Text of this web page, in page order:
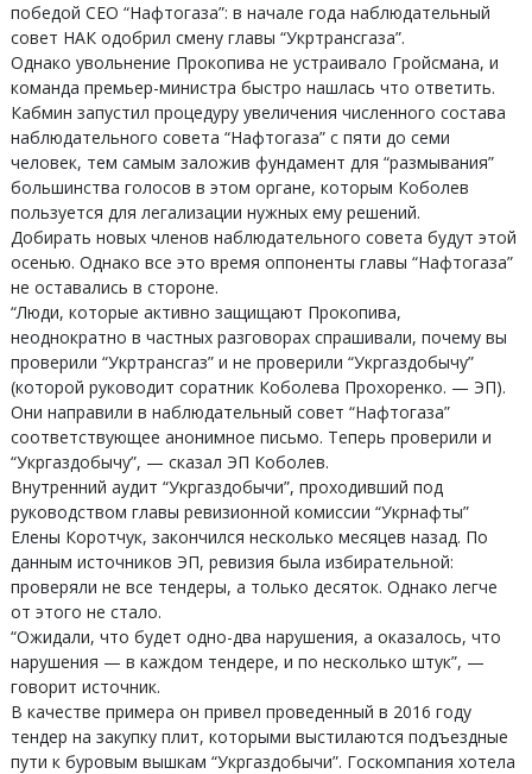
победой СЕО “Нафтогаза”: в начале года наблюдательный
совет НАК одобрил смену главы “Укртрансгаза”.
Однако увольнение Прокопива не устраивало Гройсмана, и
команда премьер-министра быстро нашлась что ответить.
Кабмин запустил процедуру увеличения численного состава
наблюдательного совета “Нафтогаза” с пяти до семи
человек, тем самым заложив фундамент для “размывания”
большинства голосов в этом органе, которым Коболев
пользуется для легализации нужных ему решений.
Добирать новых членов наблюдательного совета будут этой
осенью. Однако все это время оппоненты главы “Нафтогаза”
не оставались в стороне.
“Люди, которые активно защищают Прокопива,
неоднократно в частных разговорах спрашивали, почему вы
проверили “Укртрансгаз” и не проверили “Укргаздобычу”
(которой руководит соратник Коболева Прохоренко. — ЭП).
Они направили в наблюдательный совет “Нафтогаза”
соответствующее анонимное письмо. Теперь проверили и
“Укргаздобычу”, — сказал ЭП Коболев.
Внутренний аудит “Укргаздобычи”, проходивший под
руководством главы ревизионной комиссии “Укрнафты”
Елены Коротчук, закончился несколько месяцев назад. По
данным источников ЭП, ревизия была избирательной:
проверяли не все тендеры, а только десяток. Однако легче
от этого не стало.
“Ожидали, что будет одно-два нарушения, а оказалось, что
нарушения — в каждом тендере, и по несколько штук”, —
говорит источник.
В качестве примера он привел проведенный в 2016 году
тендер на закупку плит, которыми выстилаются подъездные
пути к буровым вышкам “Укргаздобычи”. Госкомпания хотела